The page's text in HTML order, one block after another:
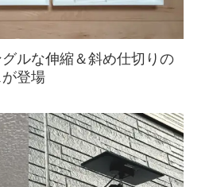
ルな伸縮＆斜め仕切りの
登場